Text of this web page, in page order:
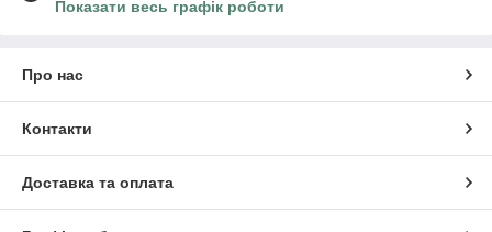
Показати весь графік роботи
Про нас
Контакти
Доставка та оплата